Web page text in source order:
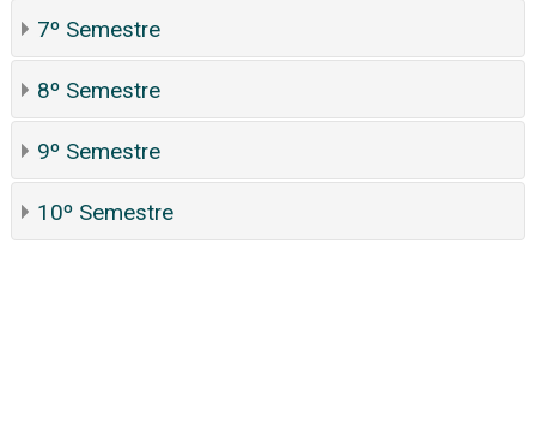
7º Semestre
8º Semestre
9º Semestre
10º Semestre